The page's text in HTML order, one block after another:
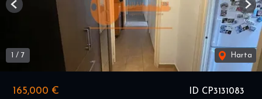
ID CP3131083
165,000 €
1 / 7 Harta
Previous